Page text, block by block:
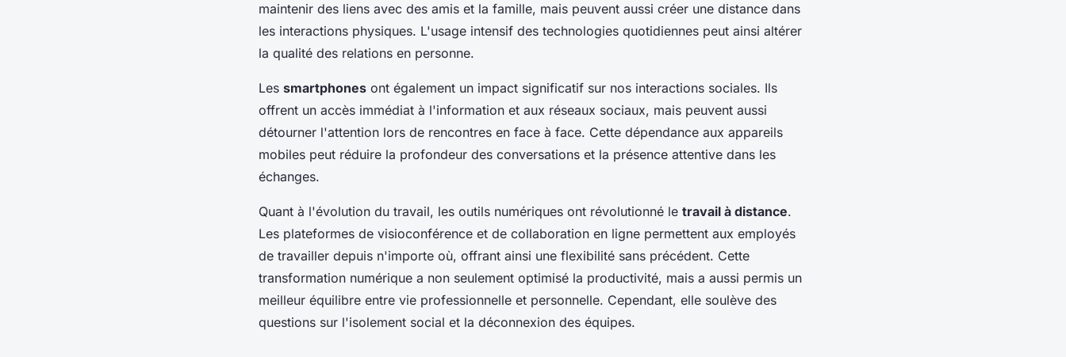
maintenir des liens avec des amis et la famille, mais peuvent aussi créer une distance dans
les interactions physiques. L'usage intensif des technologies quotidiennes peut ainsi altérer
la qualité des relations en personne.
Les smartphones ont également un impact significatif sur nos interactions sociales. Ils
offrent un accès immédiat à l'information et aux réseaux sociaux, mais peuvent aussi
détourner l'attention lors de rencontres en face à face. Cette dépendance aux appareils
mobiles peut réduire la profondeur des conversations et la présence attentive dans les
échanges.
Quant à l'évolution du travail, les outils numériques ont révolutionné le travail à distance.
Les plateformes de visioconférence et de collaboration en ligne permettent aux employés
de travailler depuis n'importe où, offrant ainsi une flexibilité sans précédent. Cette
transformation numérique a non seulement optimisé la productivité, mais a aussi permis un
meilleur équilibre entre vie professionnelle et personnelle. Cependant, elle soulève des
questions sur l'isolement social et la déconnexion des équipes.